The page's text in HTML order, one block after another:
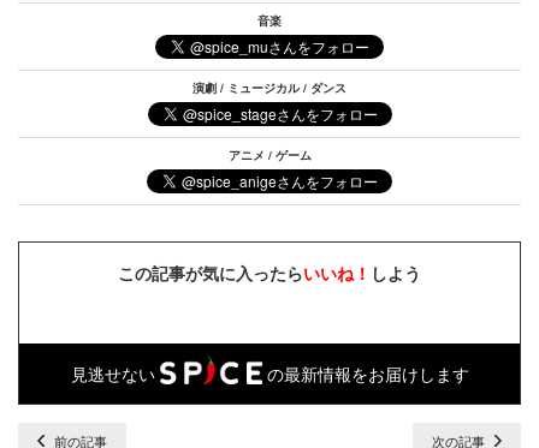
音楽
演劇 / ミュージカル / ダンス
アニメ / ゲーム
この記事が気に入ったらいいね！ しよう
見逃せない の最新情報をお届けします
前の記事 次の記事